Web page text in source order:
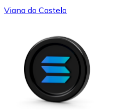
Viana do Castelo